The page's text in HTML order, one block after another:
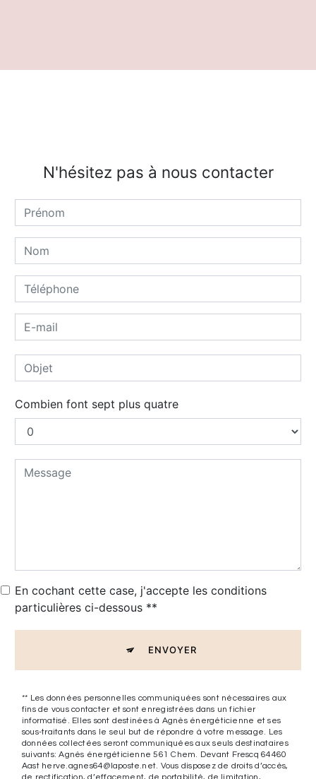
N'hésitez pas à nous contacter
Combien font sept plus quatre
En cochant cette case, j'accepte les conditions
particulières ci-dessous **
ENVOYER
** Les données personnelles communiquées sont nécessaires aux
fins de vous contacter et sont enregistrées dans un fichier
informatisé. Elles sont destinées à Agnès énergéticienne et ses
sous-traitants dans le seul but de répondre à votre message. Les
données collectées seront communiquées aux seuls destinataires
suivants: Agnès énergéticienne 561 Chem. Devant Frescq 64460
Aast herve.agnes64@laposte.net. Vous disposez de droits d’accès,
de rectification, d’effacement, de portabilité, de limitation,